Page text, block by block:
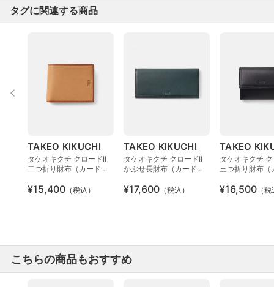
タグに関連する商品
TAKEO KIKUCHI
タケオキクチ クロードII
二つ折り財布（カード段
¥15,400 （税込）
TAKEO KIKUCHI
タケオキクチ クロードII
かぶせ長財布（カード段
¥17,600 （税込）
TAKEO
タケオキクチ
三つ折り財布（
¥16,500 （
こちらの商品もおすすめ